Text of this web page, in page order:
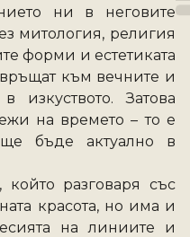
ни в неговите
митология, религия
форми и естетиката
към вечните и
изкуството. Затова
на времето – то е
бъде актуално в
разговаря със
красота, но има и
на линиите и